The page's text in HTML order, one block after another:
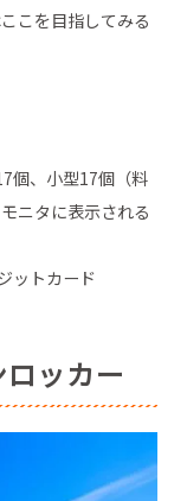
こを目指してみる
個、小型17個（料
ニタに表示される
ットカード
ッカー